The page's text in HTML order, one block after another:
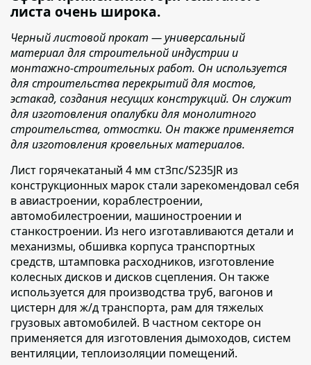
листа очень широка.
Черный листовой прокат — универсальный
материал для строительной индустрии и
монтажно-строительных работ. Он используется
для строительства перекрытий для мостов,
эстакад, создания несущих конструкций. Он служит
для изготовления опалубки для монолитного
строительства, отмостки. Он также применяется
для изготовления кровельных материалов.
Лист горячекатаный 4 мм ст3пс/S235JR из
конструкционных марок стали зарекомендовал себя
в авиастроении, кораблестроении,
автомобилестроении, машиностроении и
станкостроении. Из него изготавливаются детали и
механизмы, обшивка корпуса транспортных
средств, штамповка расходников, изготовление
колесных дисков и дисков сцепления. Он также
используется для производства труб, вагонов и
цистерн для ж/д транспорта, рам для тяжелых
грузовых автомобилей. В частном секторе он
применяется для изготовления дымоходов, систем
вентиляции, теплоизоляции помещений.